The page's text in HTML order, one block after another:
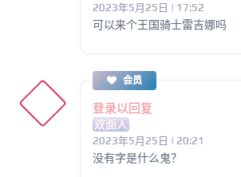
2023年5月25日 | 17:52
可以来个王国骑士雷吉娜吗
会员
登录以回复
双面人
2023年5月25日 | 20:21
没有字是什么鬼？